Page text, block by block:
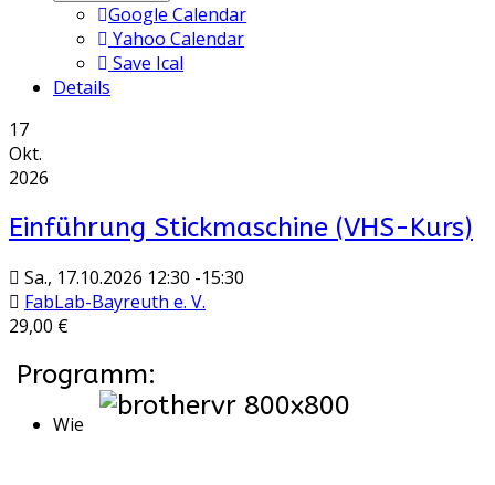
Google Calendar
Yahoo Calendar
Save Ical
Details
17
Okt.
2026
Einführung Stickmaschine (VHS-Kurs)
Sa., 17.10.2026 12:30 -15:30
FabLab-Bayreuth e. V.
29,00 €
Programm:
Wie